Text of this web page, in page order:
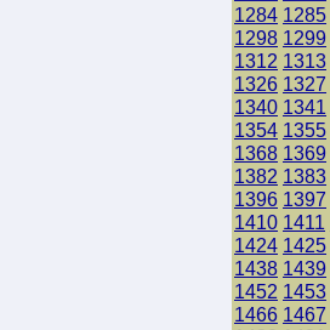
1284 1285
1298 1299
1312 1313
1326 1327
1340 1341
1354 1355
1368 1369
1382 1383
1396 1397
1410 1411
1424 1425
1438 1439
1452 1453
1466 1467